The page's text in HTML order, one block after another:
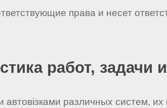
права и несет
работ,
автовізками различных систем,